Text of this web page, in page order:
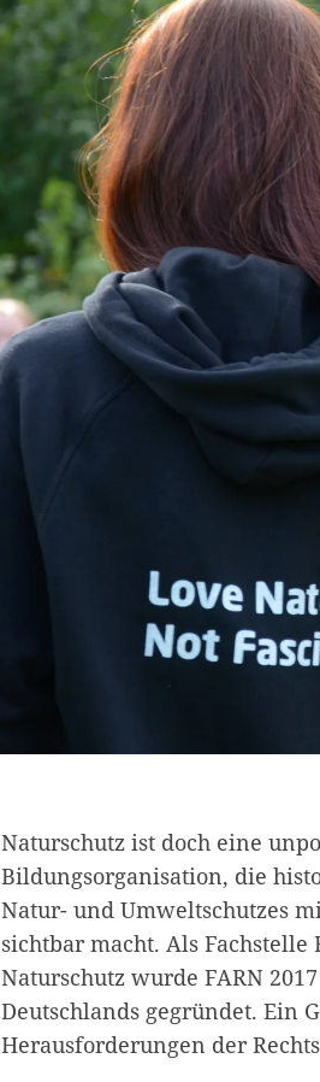
Naturschutz ist doch eine
Bildungsorganisation, die
Natur- und Umweltschutzes
sichtbar macht. Als
Naturschutz wurde FARN
Deutschlands gegründet. Ein
Herausforderungen der